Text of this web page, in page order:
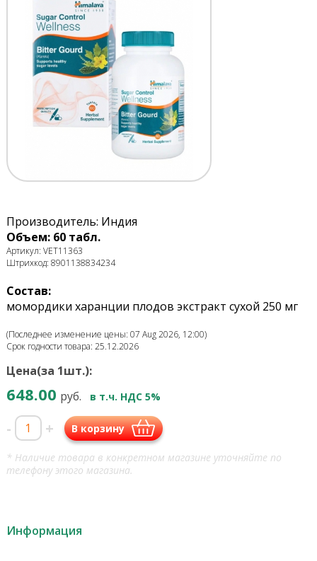
Производитель: Индия
Объем: 60 табл.
Артикул: VET11363
Штрихкод: 8901138834234
Состав:
момордики харанции плодов экстракт сухой 250 мг
(Последнее изменение цены: 07 Aug 2026, 12:00)
Срок годности товара: 25.12.2026
Цена(за 1шт.):
648.00 руб. в т.ч. НДС 5%
- + В корзину
* Наличие товара в конкретном магазине уточняйте по
телефону этого магазина.
Информация